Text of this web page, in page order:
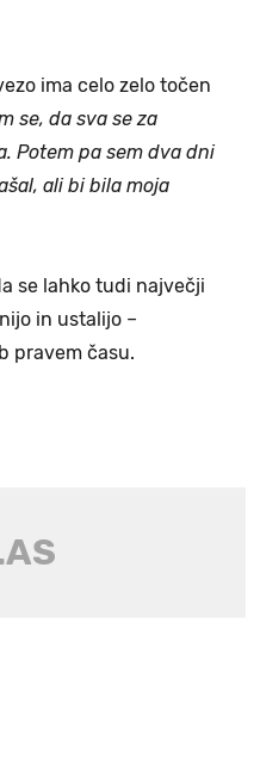
ima celo zelo točen
se, da sva se za
Potem pa sem dva dni
ali bi bila moja
se lahko tudi največji
in ustalijo –
pravem času.